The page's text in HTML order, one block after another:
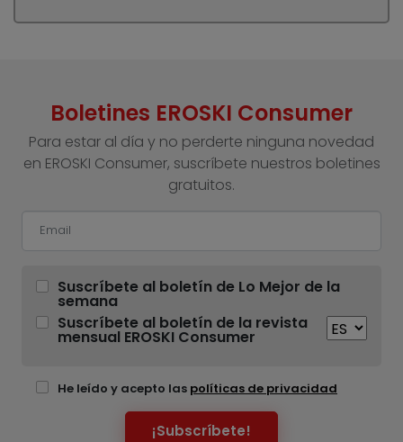
Boletines EROSKI Consumer
Para estar al día y no perderte ninguna novedad
en EROSKI Consumer, suscríbete nuestros boletines
gratuitos.
Suscríbete al boletín de Lo Mejor de la
semana
Suscríbete al boletín de la revista
mensual EROSKI Consumer
He leído y acepto las políticas de privacidad
¡Subscríbete!